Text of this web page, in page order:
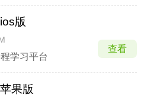
版
学习平台
查看
果版